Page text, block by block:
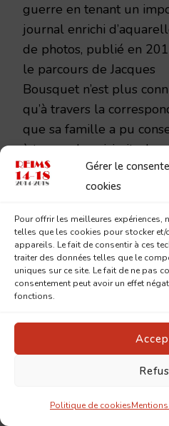
Gérer le
cookies
Pour offrir les meilleures
telles que les cookies pour stocker
appareils. Le fait de consentir à ces
traiter des données telles que le
uniques sur ce site. Le fait de ne pas
consentement peut avoir un effet
fonctions.
Politique de cookies
guerre en tenant un
journal enrichi
de photos, publié en
le parcours de Jacques
Bousquet n’est plus
qu’à travers la
que sa famille a pu
à travers les vicissitudes
plus d’un siècle de
déménagements et de
lacunaire mais
de même un témoignage
intéressant.
Elles relatent le
guerre, dont la carrière